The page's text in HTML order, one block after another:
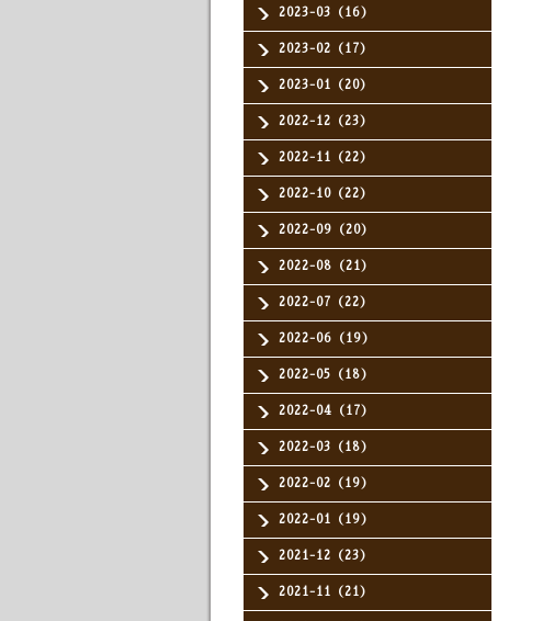
2023-03（16）
2023-02（17）
2023-01（20）
2022-12（23）
2022-11（22）
2022-10（22）
2022-09（20）
2022-08（21）
2022-07（22）
2022-06（19）
2022-05（18）
2022-04（17）
2022-03（18）
2022-02（19）
2022-01（19）
2021-12（23）
2021-11（21）